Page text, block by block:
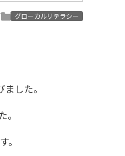
グローカルリテラシー
した。
。